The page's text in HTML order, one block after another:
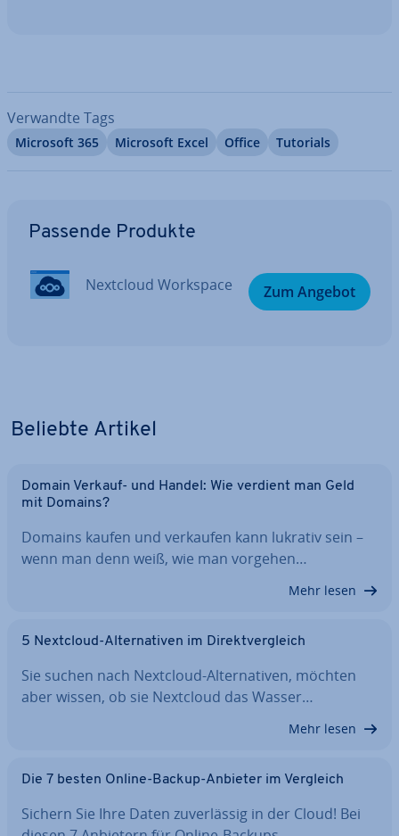
Verwandte Tags
Microsoft 365 Microsoft Excel Office Tutorials
Passende Produkte
Nextcloud Workspace Zum Angebot
Beliebte Artikel
Domain Verkauf- und Handel: Wie verdient man Geld
mit Domains?
Domains kaufen und verkaufen kann lukrativ sein –
wenn man denn weiß, wie man vorgehen…
Mehr lesen
5 Nextcloud-Al­ter­na­ti­ven im Di­rekt­ver­gleich
Sie suchen nach Nextcloud-Al­ter­na­ti­ven, möchten
aber wissen, ob sie Nextcloud das Wasser…
Mehr lesen
Die 7 besten Online-Backup-Anbieter im Vergleich
Sichern Sie Ihre Daten zu­ver­läs­sig in der Cloud! Bei